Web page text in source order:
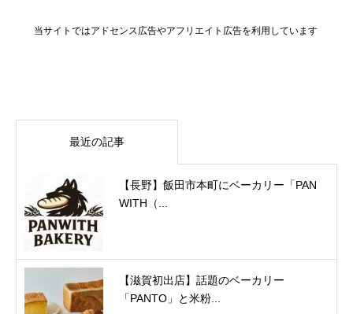
当サイトではアドセンス広告やアフリエイト広告を利用しています
最近の記事
【長野】飯田市本町にベーカリー「PAN
WITH（...
【滋賀初出店】話題のベーカリー
「PANTO」と米粉...